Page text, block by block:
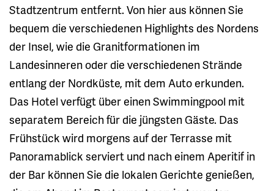
Stadtzentrum entfernt. Von hier aus können Sie
bequem die verschiedenen Highlights des Nordens
der Insel, wie die Granitformationen im
Landesinneren oder die verschiedenen Strände
entlang der Nordküste, mit dem Auto erkunden.
Das Hotel verfügt über einen Swimmingpool mit
separatem Bereich für die jüngsten Gäste. Das
Frühstück wird morgens auf der Terrasse mit
Panoramablick serviert und nach einem Aperitif in
der Bar können Sie die lokalen Gerichte genießen,